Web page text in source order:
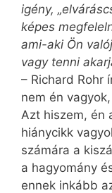
igény,
képes
ami-aki Ön
vagy tenni
– Richard Rohr
nem én
Azt hiszem, én
hiánycikk
számára a
a hagyomány
ennek inkább